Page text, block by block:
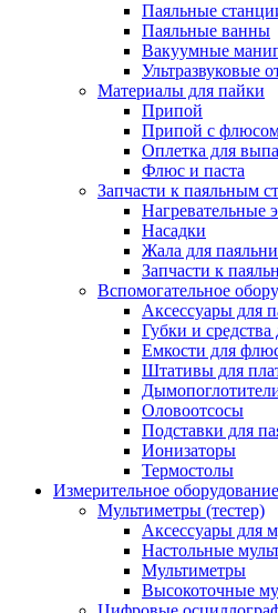
Паяльные
Паяльные ванны
Вакуумные
Ультразвуковые
Материалы для пайки
Припой
Припой с
Оплетка для
Флюс и паста
Запчасти к паяльным
Нагревательные
Насадки
Жала для
Запчасти к
Вспомогательное
Аксессуары для
Губки и
Емкости для
Штативы для
Оловоотсосы
Подставки для
Ионизаторы
Термостолы
Измерительное оборудование
Мультиметры (тестер)
Аксессуары для
Настольные
Мультиметры
Высокоточные